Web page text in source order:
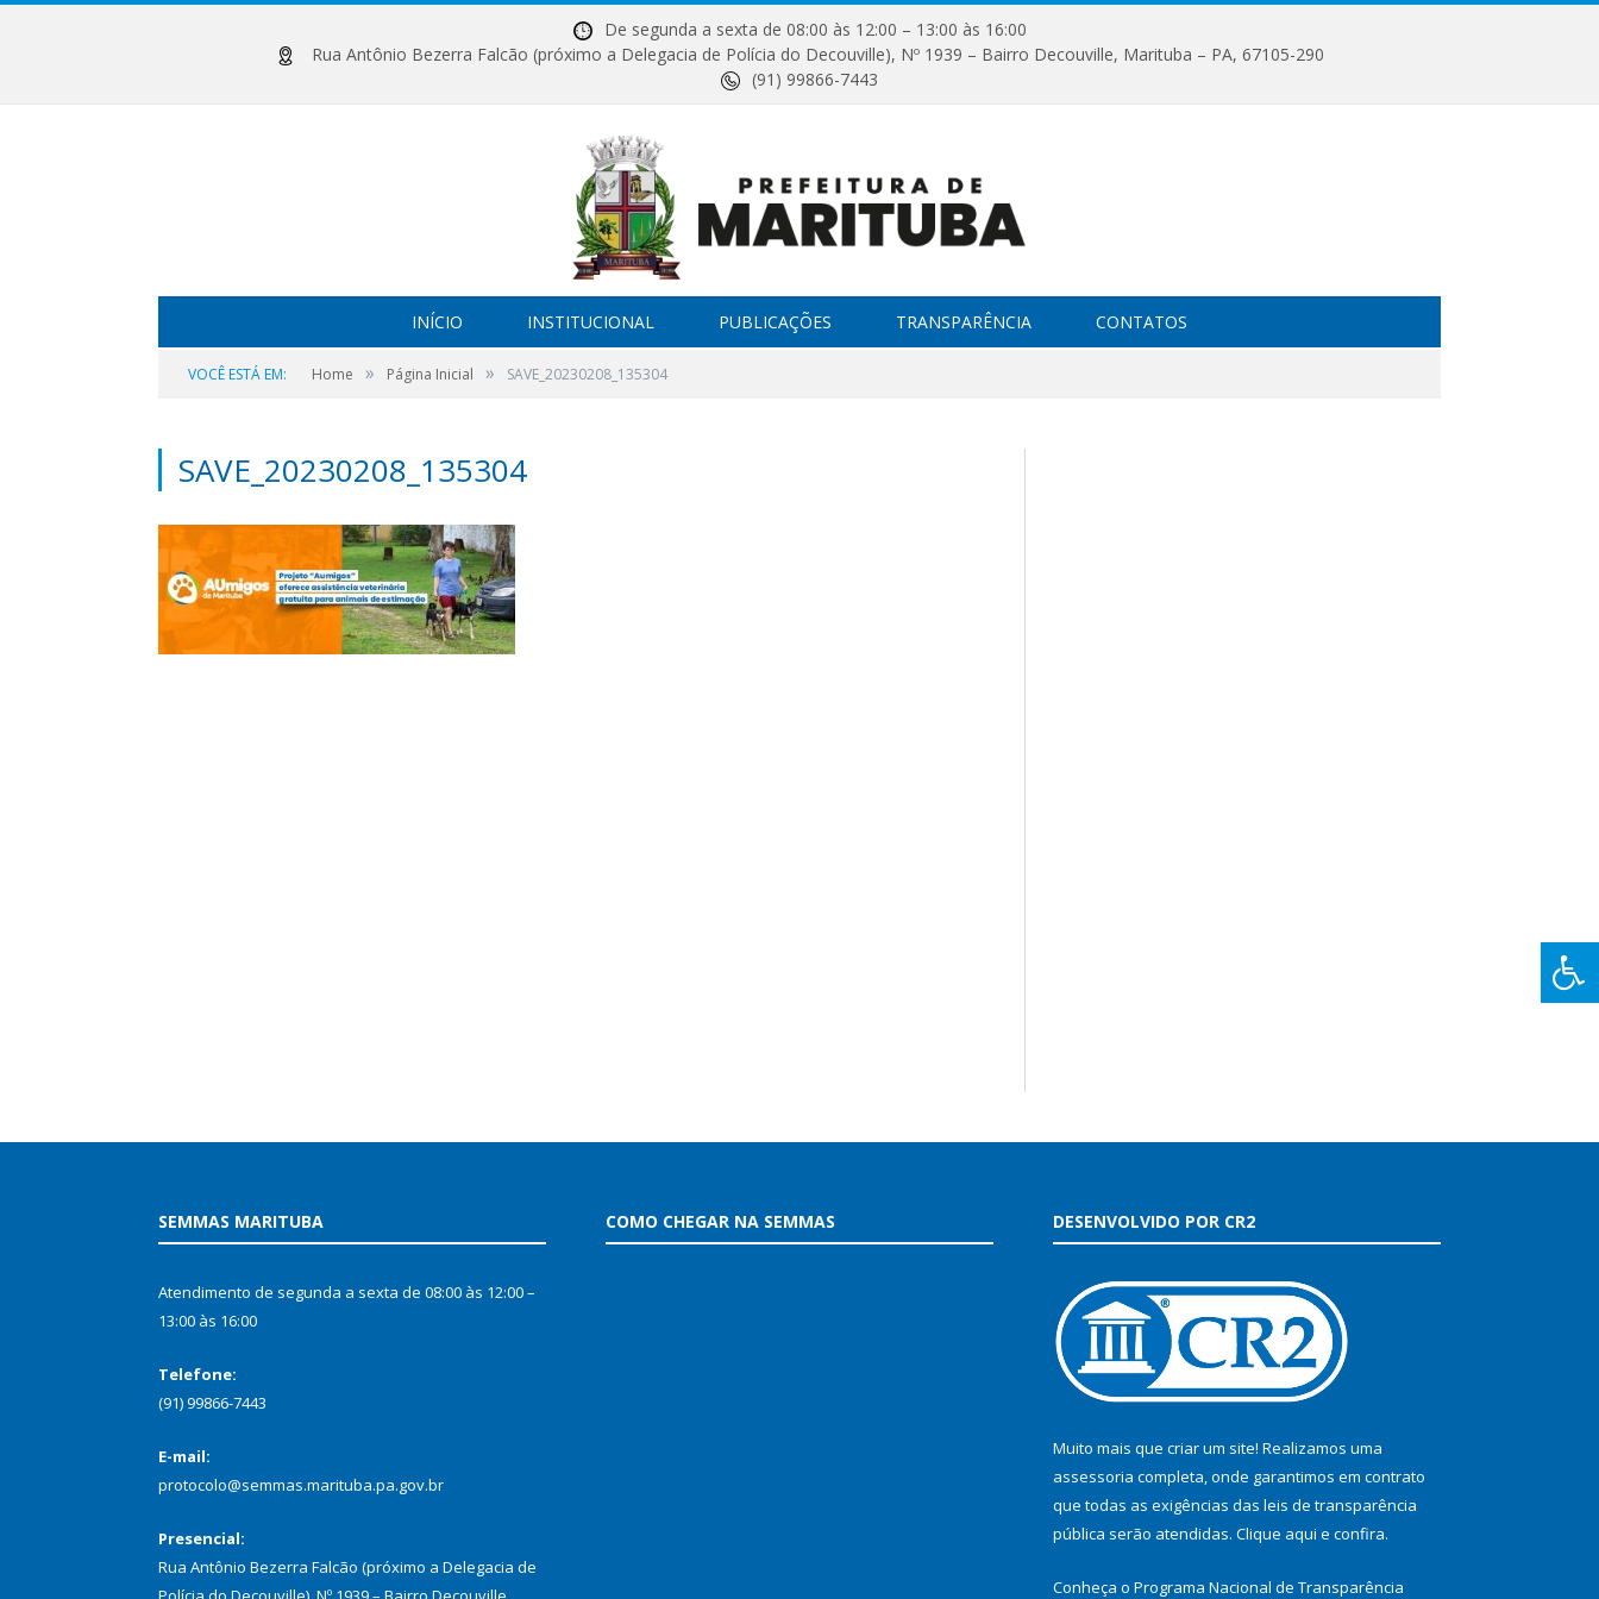
De segunda a sexta de 08:00 às 12:00 – 13:00 às 16:00
Rua Antônio Bezerra Falcão (próximo a Delegacia de Polícia do Decouville), Nº 1939 – Bairro Decouville, Marituba – PA, 67105-290
(91) 99866-7443
INÍCIO INSTITUCIONAL PUBLICAÇÕES TRANSPARÊNCIA CONTATOS
VOCÊ ESTÁ EM: Home » Página Inicial » SAVE_20230208_135304
SAVE_20230208_135304
SEMMAS MARITUBA
Atendimento de segunda a sexta de 08:00 às 12:00 –
13:00 às 16:00
Telefone:
(91) 99866-7443
E-mail:
protocolo@semmas.marituba.pa.gov.br
Presencial:
Rua Antônio Bezerra Falcão (próximo a Delegacia de
COMO CHEGAR NA SEMMAS DESENVOLVIDO POR CR2
Muito mais que criar um site! Realizamos uma
assessoria completa, onde garantimos em contrato
que todas as exigências das leis de transparência
pública serão atendidas. Clique aqui e confira.
Conheça o Programa Nacional de Transparência